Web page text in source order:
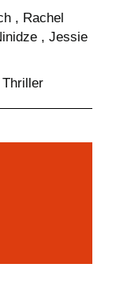
, Rachel
, Jessie
Thriller